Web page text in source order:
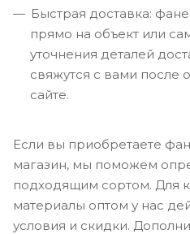
Быстрая доставка:
прямо на объект или
уточнения деталей
свяжутся с вами после
сайте.
Если вы приобретаете
магазин, мы поможем
подходящим сортом. Для
материалы оптом у нас
условия и скидки.